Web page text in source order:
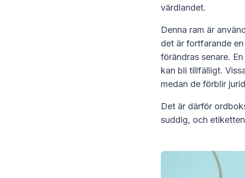
värdlandet.
Denna ram är
det är fortfarande
förändras senare.
kan bli tillfälligt.
medan de förblir
Det är därför
suddig, och